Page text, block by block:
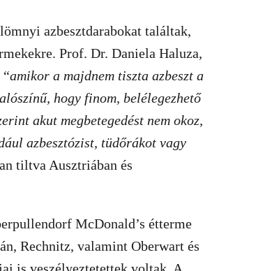
azbesztdarabokat találtak,
Prof. Dr. Daniela Haluza,
amikor a majdnem tiszta azbeszt a
hogy finom, belélegezhető
akut megbetegedést nem okoz,
azbesztózist, tüdőrákot vagy
tiltva Ausztriában és
McDonald’s étterme
Rechnitz, valamint Oberwart és